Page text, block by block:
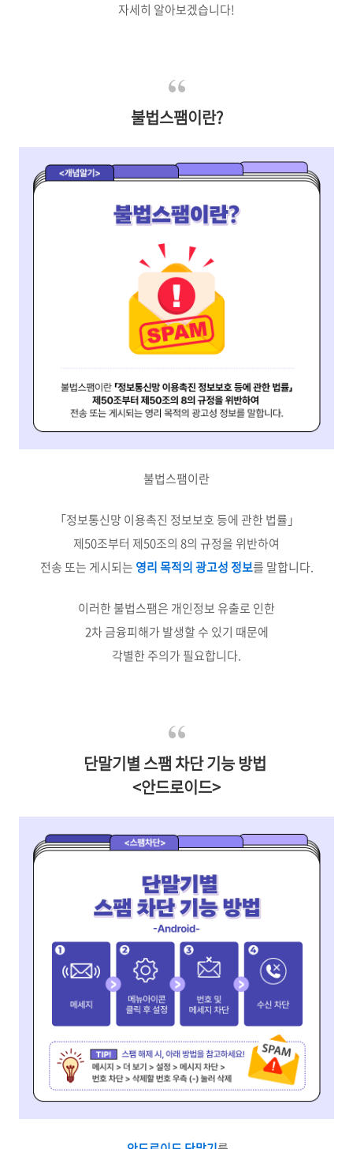
자세히 알아보겠습니다!
불법스팸이란?
불법스팸이란
「정보통신망 이용촉진 정보보호 등에 관한 법률」
제50조부터 제50조의 8의 규정을 위반하여
전송 또는 게시되는 영리 목적의 광고성 정보를 말합니다.
이러한 불법스팸은 개인정보 유출로 인한
2차 금융피해가 발생할 수 있기 때문에
각별한 주의가 필요합니다.
단말기별 스팸 차단 기능 방법
<안드로이드>